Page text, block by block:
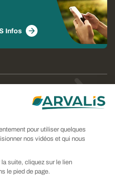
pour utiliser quelques
nos vidéos et qui nous
suite, cliquez sur le lien
le pied de page.
Infos
des cookies
confidentialité